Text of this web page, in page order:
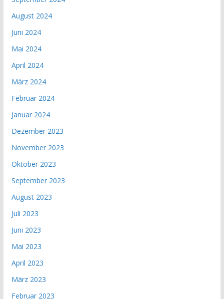
August 2024
Juni 2024
Mai 2024
April 2024
März 2024
Februar 2024
Januar 2024
Dezember 2023
November 2023
Oktober 2023
September 2023
August 2023
Juli 2023
Juni 2023
Mai 2023
April 2023
März 2023
Februar 2023